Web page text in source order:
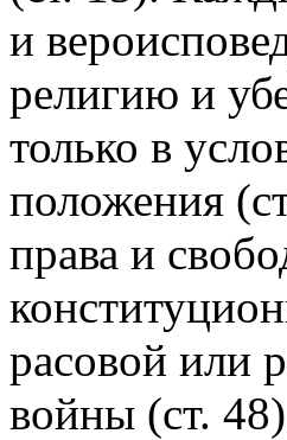
и
религию и
только в
положения
права и
расовой или
войны (ст.